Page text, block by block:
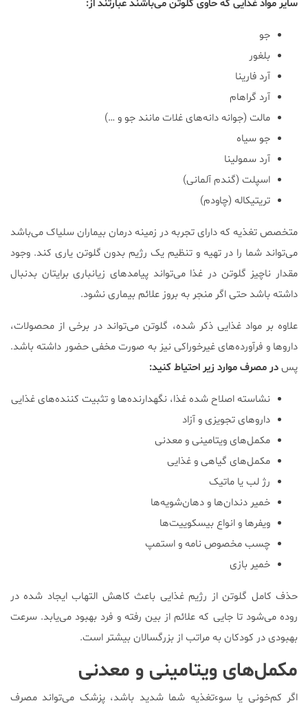
سایر مواد غذایی که حاوی گلوتن می‌باشند عبارتند از:
جو
بلغور
آرد فارینا
آرد گراهام
مالت (جوانه دانه‌های غلات مانند جو و …)
جو سیاه
آرد سمولینا
اسپلت (گندم آلمانی)
تریتیکاله (چاودم)
متخصص تغذیه که دارای تجربه در زمینه درمان بیماران سلیاک می‌باشد
می‌تواند شما را در تهیه و تنظیم یک رژیم بدون گلوتن یاری کند. وجود
مقدار ناچیز گلوتن در غذا می‌تواند پیامدهای زیانباری برایتان بدنبال
داشته باشد حتی اگر منجر به بروز علائم بیماری نشود.
علاوه بر مواد غذایی ذکر شده، گلوتن می‌تواند در برخی از محصولات،
داروها و فرآورده‌های غیرخوراکی نیز به صورت مخفی حضور داشته باشد.
پسدر مصرف موارد زیر احتیاط کنید:
نشاسته اصلاح شده غذا، نگهدارنده‌ها و تثبیت کننده‌های غذایی
داروهای تجویزی و آزاد
مکمل‌های ویتامینی و معدنی
مکمل‌های گیاهی و غذایی
رژ لب یا ماتیک
خمیر دندان‌ها و دهان‌شویه‌ها
ویفرها و انواع بیسکوییت‌ها
چسب مخصوص نامه و استمپ
خمیر بازی
حذف کامل گلوتن از رژیم غذایی باعث کاهش التهاب ایجاد شده در
روده می‌شود تا جایی که علائم از بین رفته و فرد بهبود می‌یابد. سرعت
بهبودی در کودکان به مراتب از بزرگسالان بیشتر است.
مکمل‌های ویتامینی و معدنی
اگر کم‌خونی یا سوءتغذیه شما شدید باشد، پزشک می‌تواند مصرف